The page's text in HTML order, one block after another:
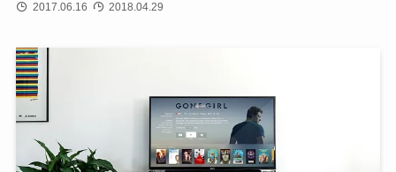
2017.06.16 2018.04.29